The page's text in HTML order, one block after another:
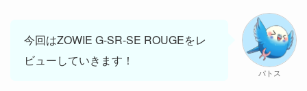
今回はZOWIE G-SR-SE ROUGEをレ
ビューしていきます！
パトス